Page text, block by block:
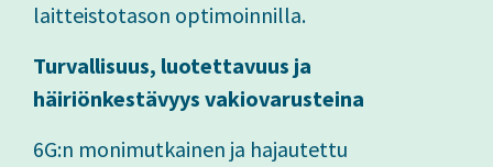
laitteistotason optimoinnilla.
Turvallisuus, luotettavuus ja
häiriönkestävyys vakiovarusteina
6G:n monimutkainen ja hajautettu